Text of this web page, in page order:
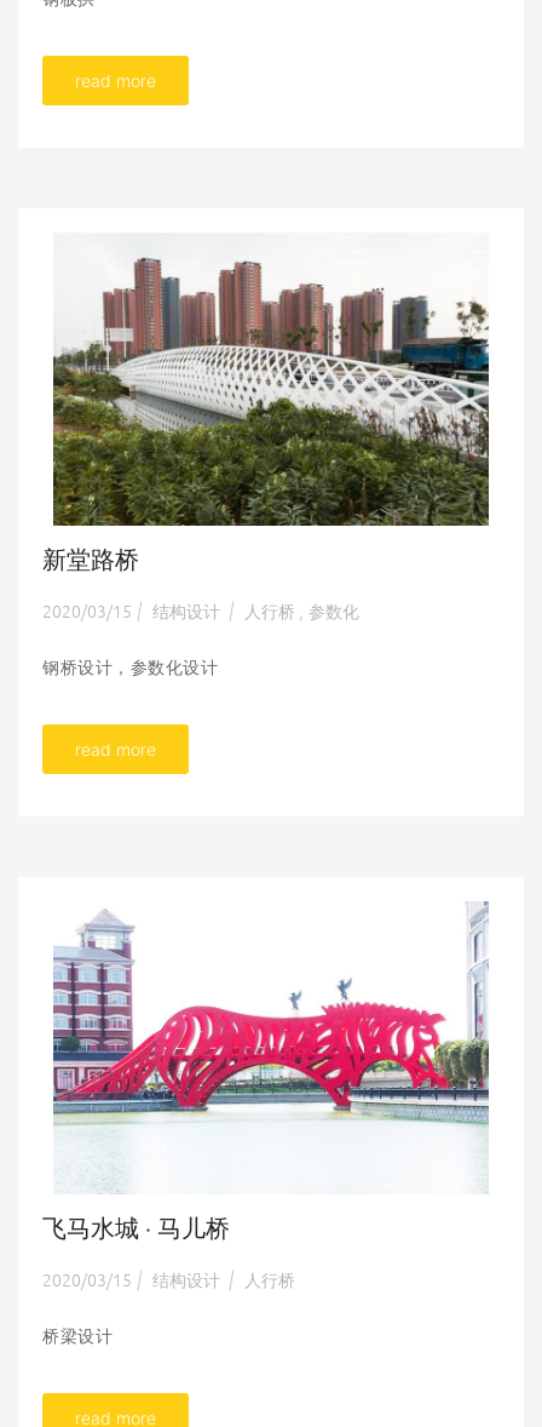
read more
新堂路桥
2020/03/15 | 结构设计 | 人行桥 参数化
钢桥设计，参数化设计
read more
飞马水城 · 马儿桥
2020/03/15 | 结构设计 | 人行桥
桥梁设计
read more